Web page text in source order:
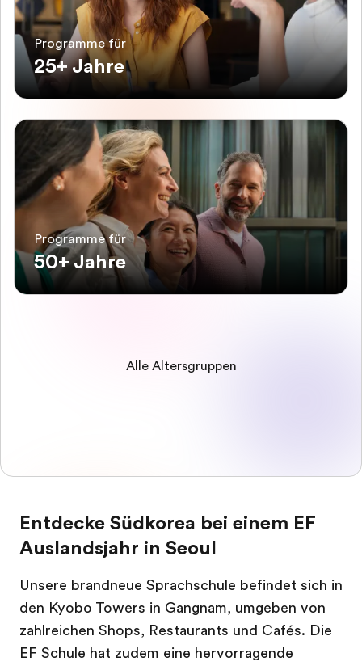
Programme für
25+ Jahre
Programme für
50+ Jahre
Alle Altersgruppen
Entdecke Südkorea bei einem EF
Auslandsjahr in Seoul
Unsere brandneue Sprachschule befindet sich in
den Kyobo Towers in Gangnam, umgeben von
zahlreichen Shops, Restaurants und Cafés. Die
EF Schule hat zudem eine hervorragende